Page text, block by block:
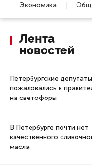
Экономика
Недвижимость
Лента
новостей
Петербургские депутаты
пожаловались в
на светофоры
В Петербурге почти нет
качественного
масла